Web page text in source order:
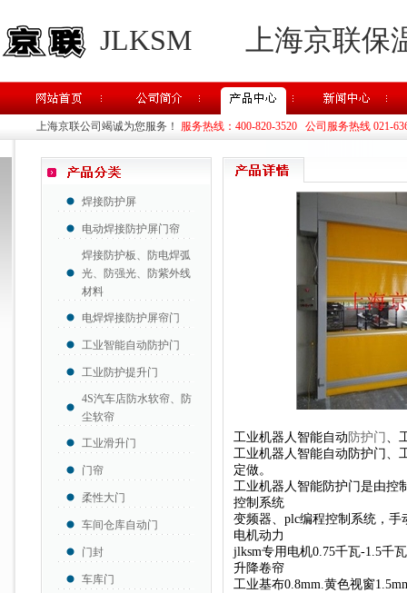
JLKSM 上海京联
上海京联公司竭诚为您服务！ 服务热线：400-820-3520 公司服务热线 021-
焊接防护屏
电动焊接防护屏门帘
焊接防护板、防电焊弧
光、防强光、防紫外线
材料
电焊焊接防护屏帘门
工业智能自动防护门
工业防护提升门
4S汽车店防水软帘、防
尘软帘
工业滑升门
门帘
柔性大门
车间仓库自动门
门封
车库门
工业机器人智能自动 防护门 、
工业机器人智能自动防护门、
定做。
工业机器人智能防护门是由控
控制系统
变频器、plc编程控制系统，
电机动力
jlksm专用电机0.75千瓦-1.5千
升降卷帘
工业基布0.8mm.黄色视窗